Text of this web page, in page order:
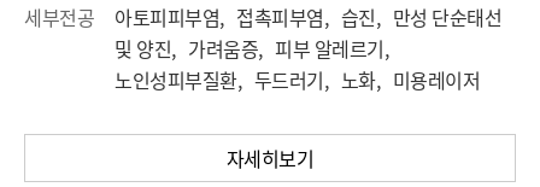
세부전공
아토피피부염, 접촉피부염, 습진, 만성 단순태선
및 양진, 가려움증, 피부 알레르기,
노인성피부질환, 두드러기, 노화, 미용레이저
자세히보기